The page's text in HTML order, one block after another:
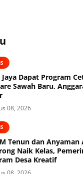
Jaya Dapat Program
Sawah Baru,
08, 2026
Tenun dan Anyaman
Naik Kelas,
Desa Kreatif